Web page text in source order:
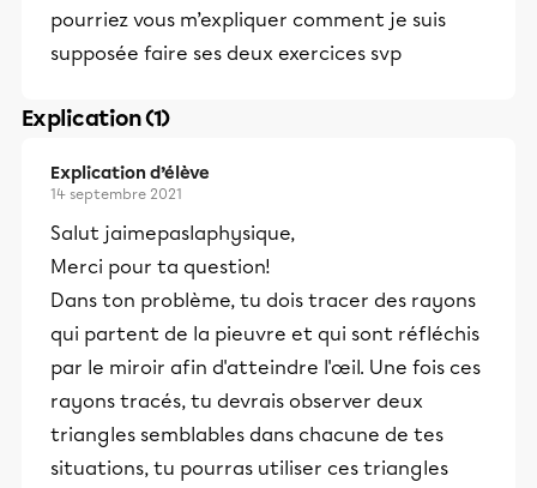
pourriez vous m’expliquer comment je suis
supposée faire ses deux exercices svp
Explication (1)
Explication d’élève
14 septembre 2021
Salut jaimepaslaphysique,
Merci pour ta question!
Dans ton problème, tu dois tracer des rayons
qui partent de la pieuvre et qui sont réfléchis
par le miroir afin d'atteindre l'œil. Une fois ces
rayons tracés, tu devrais observer deux
triangles semblables dans chacune de tes
situations, tu pourras utiliser ces triangles